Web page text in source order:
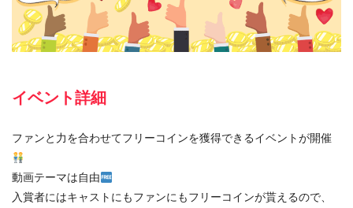
イベント詳細
ファンと力を合わせてフリーコインを獲得できるイベントが開催
動画テーマは自由
入賞者にはキャストにもファンにもフリーコインが貰えるので、